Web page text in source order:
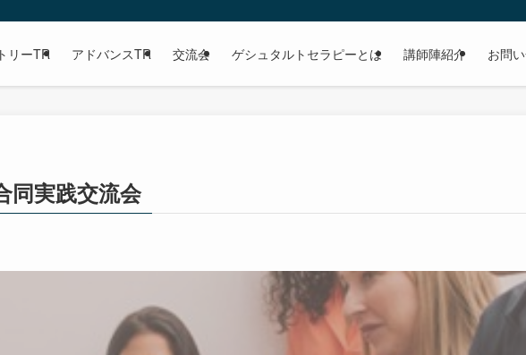
リーTR アドバンスTR 交流会 ゲシュタルトセラピーとは 講師陣紹介 お問
同実践交流会